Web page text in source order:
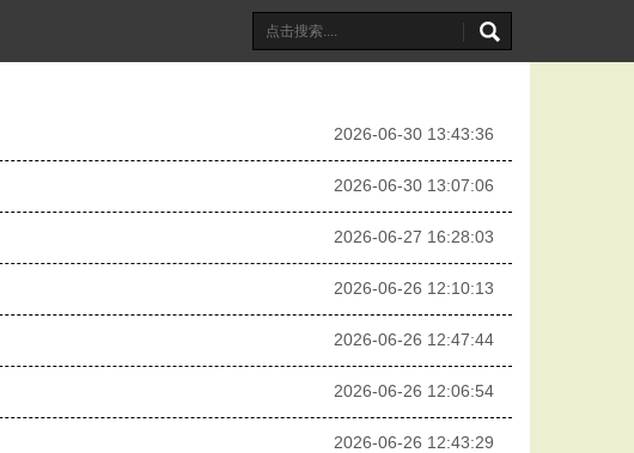
2026-06-30 13:43:36
2026-06-30 13:07:06
2026-06-27 16:28:03
2026-06-26 12:10:13
2026-06-26 12:47:44
2026-06-26 12:06:54
2026-06-26 12:43:29